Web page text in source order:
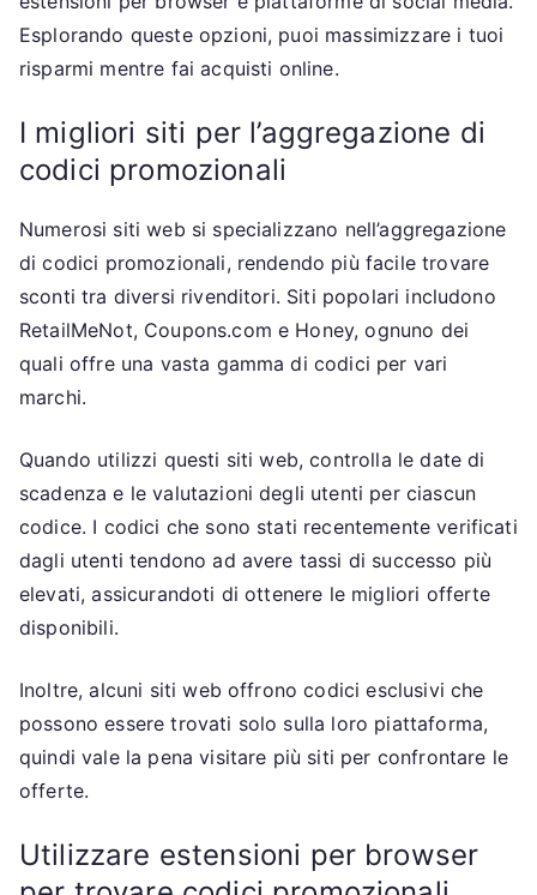
Esplorando queste opzioni, puoi massimizzare i tuoi
risparmi mentre fai acquisti online.
I migliori siti per l’aggregazione di
codici promozionali
Numerosi siti web si specializzano nell’aggregazione
di codici promozionali, rendendo più facile trovare
sconti tra diversi rivenditori. Siti popolari includono
RetailMeNot, Coupons.com e Honey, ognuno dei
quali offre una vasta gamma di codici per vari
marchi.
Quando utilizzi questi siti web, controlla le date di
scadenza e le valutazioni degli utenti per ciascun
codice. I codici che sono stati recentemente verificati
dagli utenti tendono ad avere tassi di successo più
elevati, assicurandoti di ottenere le migliori offerte
disponibili.
Inoltre, alcuni siti web offrono codici esclusivi che
possono essere trovati solo sulla loro piattaforma,
quindi vale la pena visitare più siti per confrontare le
offerte.
Utilizzare estensioni per browser